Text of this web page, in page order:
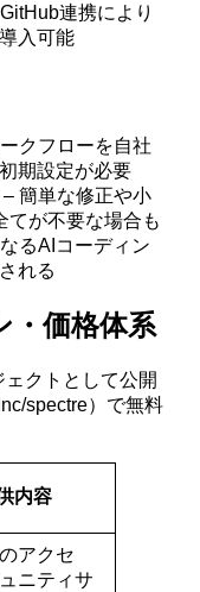
連携により
入可能
クフローを自社
期設定が必要
– 簡単な修正や小
てが不要な場合も
るAIコーディン
れる
・価格体系
クトとして公開
spectre）で無料
内容
アクセ
ニティサ